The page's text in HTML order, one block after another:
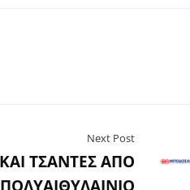
Next Post
ΤΣΑΝΤΕΣ ΑΠΟ
ΠΟΛΥΑΙΘΥΛΑΙΝΙΟ